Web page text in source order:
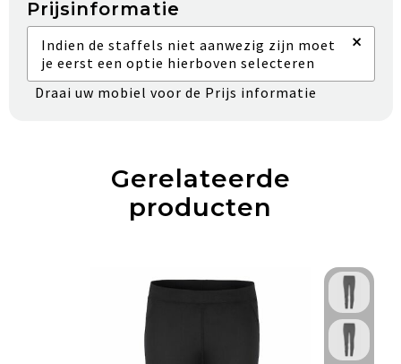
Prijsinformatie
Indien de staffels niet aanwezig zijn moet
je eerst een optie hierboven selecteren
×
Draai uw mobiel voor de Prijs informatie
Gerelateerde
producten